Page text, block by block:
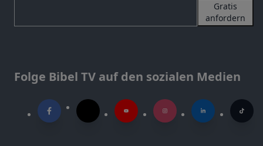
Gratis
anfordern
Folge Bibel TV auf den sozialen Medien